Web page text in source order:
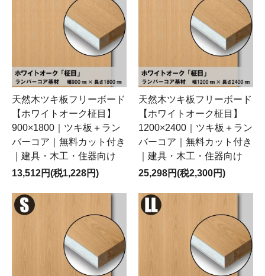
天然木ツキ板フリーボード
【ホワイトオーク柾目】
900×1800｜ツキ板＋ラン
バーコア｜無料カット付き
｜建具・木工・住器向け
13,512円(税1,228円)
天然木ツキ板フリーボード
【ホワイトオーク柾目】
1200×2400｜ツキ板＋ラン
バーコア｜無料カット付き
｜建具・木工・住器向け
25,298円(税2,300円)